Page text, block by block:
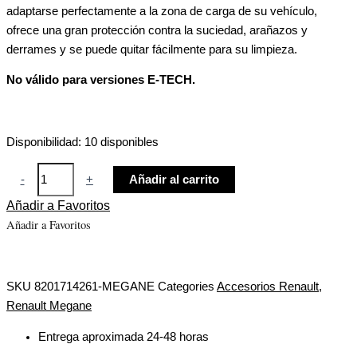
adaptarse perfectamente a la zona de carga de su vehículo,
ofrece una gran protección contra la suciedad, arañazos y
derrames y se puede quitar fácilmente para su limpieza.
No válido para versiones E-TECH.
Disponibilidad: 10 disponibles
- + Añadir al carrito
Añadir a Favoritos
Añadir a Favoritos
SKU 8201714261-MEGANE Categories Accesorios Renault,
Renault Megane
Entrega aproximada 24-48 horas